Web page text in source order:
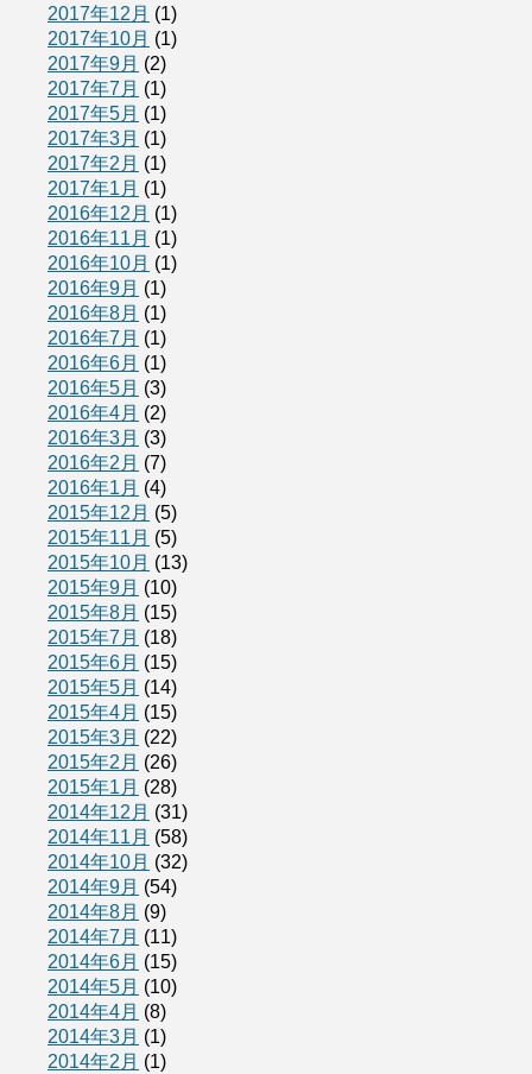
2017年12月 (1)
2017年10月 (1)
2017年9月 (2)
2017年7月 (1)
2017年5月 (1)
2017年3月 (1)
2017年2月 (1)
2017年1月 (1)
2016年12月 (1)
2016年11月 (1)
2016年10月 (1)
2016年9月 (1)
2016年8月 (1)
2016年7月 (1)
2016年6月 (1)
2016年5月 (3)
2016年4月 (2)
2016年3月 (3)
2016年2月 (7)
2016年1月 (4)
2015年12月 (5)
2015年11月 (5)
2015年10月 (13)
2015年9月 (10)
2015年8月 (15)
2015年7月 (18)
2015年6月 (15)
2015年5月 (14)
2015年4月 (15)
2015年3月 (22)
2015年2月 (26)
2015年1月 (28)
2014年12月 (31)
2014年11月 (58)
2014年10月 (32)
2014年9月 (54)
2014年8月 (9)
2014年7月 (11)
2014年6月 (15)
2014年5月 (10)
2014年4月 (8)
2014年3月 (1)
2014年2月 (1)